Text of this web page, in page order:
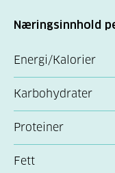
Næringsinnhold
Energi/Kalorier
Karbohydrater
Proteiner
Fett